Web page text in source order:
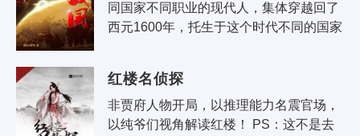
同国家不同职业的现代人，集体穿越回了
西元1600年，托生于这个时代不同的国家
红楼名侦探
非贾府人物开局，以推理能力名震官场，
以纯爷们视角解读红楼！ PS：这不是去